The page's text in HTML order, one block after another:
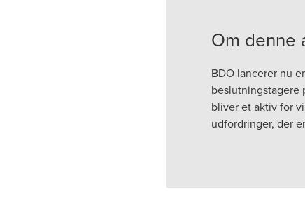
Om denne
BDO lancerer nu
beslutningstagere
bliver et aktiv for
udfordringer, der